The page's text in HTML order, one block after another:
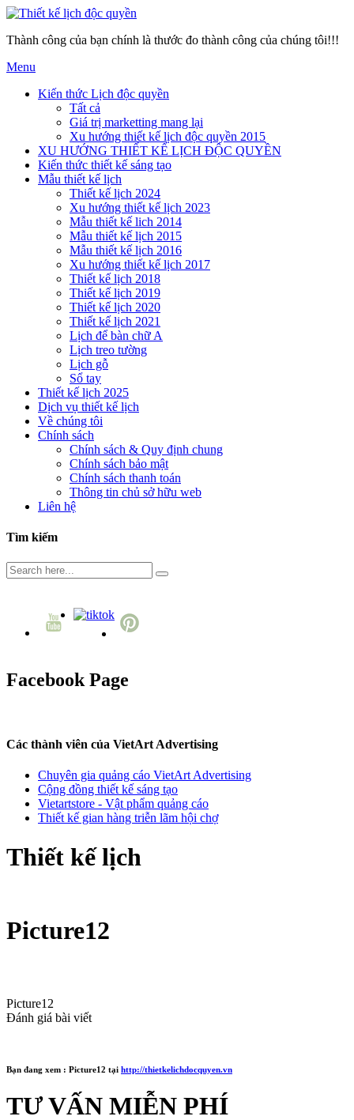
Thành công của bạn chính là thước đo thành công của chúng tôi!!!
Menu
Kiến thức Lịch độc quyền
Tất cả
Giá trị marketting mang lại
Xu hướng thiết kế lịch độc quyền 2015
XU HƯỚNG THIẾT KẾ LỊCH ĐỘC QUYỀN
Kiến thức thiết kế sáng tạo
Mẫu thiết kế lịch
Thiết kế lịch 2024
Xu hướng thiết kế lịch 2023
Mẫu thiết kế lich 2014
Mẫu thiết kế lịch 2015
Mẫu thiết kế lịch 2016
Xu hướng thiết kế lịch 2017
Thiết kế lịch 2018
Thiết kế lịch 2019
Thiết kế lịch 2020
Thiết kế lịch 2021
Lịch để bàn chữ A
Lịch treo tường
Lịch gỗ
Sổ tay
Thiết kế lịch 2025
Dịch vụ thiết kế lịch
Về chúng tôi
Chính sách
Chính sách & Quy định chung
Chính sách bảo mật
Chính sách thanh toán
Thông tin chủ sở hữu web
Liên hệ
Tìm kiếm
Facebook Page
Các thành viên của VietArt Advertising
Chuyên gia quảng cáo VietArt Advertising
Cộng đồng thiết kế sáng tạo
Vietartstore - Vật phẩm quảng cáo
Thiết kế gian hàng triễn lãm hội chợ
Thiết kế lịch
Picture12
Picture12
Đánh giá bài viết
Bạn đang xem : Picture12 tại http://thietkelichdocquyen.vn
TƯ VẤN MIỄN PHÍ